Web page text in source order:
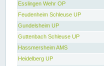
Esslingen Wehr OP
Feudenheim Schleuse UP
Gundelsheim UP
Guttenbach Schleuse UP
Hassmersheim AMS
Heidelberg UP